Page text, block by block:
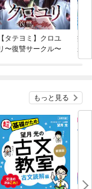
【タテヨミ】クロユ
〜復讐サークル〜
病
が
ぎ
もっと見る